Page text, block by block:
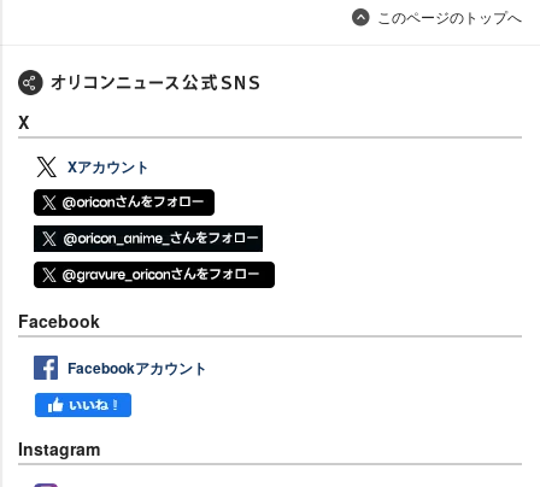
このページのトップへ
X
Xアカウント
Facebook
Facebookアカウント
Instagram